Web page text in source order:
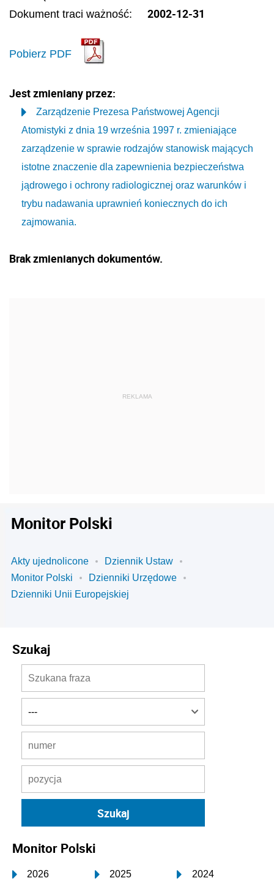
Dokument traci ważność: 2002-12-31
Pobierz PDF
Jest zmieniany przez:
Zarządzenie Prezesa Państwowej Agencji
Atomistyki z dnia 19 września 1997 r. zmieniające
zarządzenie w sprawie rodzajów stanowisk mających
istotne znaczenie dla zapewnienia bezpieczeństwa
jądrowego i ochrony radiologicznej oraz warunków i
trybu nadawania uprawnień koniecznych do ich
zajmowania.
Brak zmienianych dokumentów.
Monitor Polski
Akty ujednolicone
Dziennik Ustaw
Monitor Polski
Dzienniki Urzędowe
Dzienniki Unii Europejskiej
Szukaj
Monitor Polski
2026 2025 2024